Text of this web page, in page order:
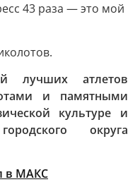
43 раза — это мой
лучших атлетов
и памятными
культуре и
округа
в МАКС